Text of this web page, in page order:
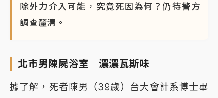
除外力介入可能，究竟死因為何？仍待警方
調查釐清。
北市男陳屍浴室 濃濃瓦斯味
據了解，死者陳男（39歲）台大會計系博士畢